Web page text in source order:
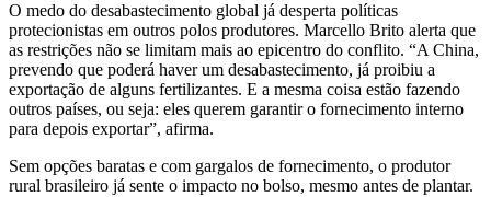
O medo do desabastecimento global já desperta políticas
protecionistas em outros polos produtores. Marcello Brito alerta que
as restrições não se limitam mais ao epicentro do conflito. “A China,
prevendo que poderá haver um desabastecimento, já proibiu a
exportação de alguns fertilizantes. E a mesma coisa estão fazendo
outros países, ou seja: eles querem garantir o fornecimento interno
para depois exportar”, afirma.
Sem opções baratas e com gargalos de fornecimento, o produtor
rural brasileiro já sente o impacto no bolso, mesmo antes de plantar.